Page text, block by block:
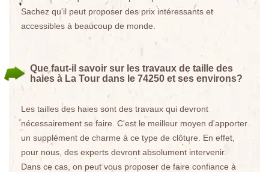
Sachez qu'il peut proposer des prix intéressants et
accessibles à beaucoup de monde.
Que faut-il savoir sur les travaux de taille des
haies à La Tour dans le 74250 et ses environs?
Les tailles des haies sont des travaux qui devront
nécessairement se faire. C'est le meilleur moyen d'apporter
un supplément de charme à ce type de clôture. En effet,
pour nous, des experts devront absolument intervenir.
Dans ce cas, on peut vous proposer de faire confiance à